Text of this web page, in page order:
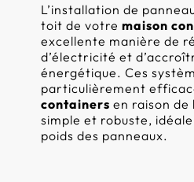
L’installation de
toit de votremaison
excellente manière de
d’électricité et
énergétique. Ces
particulièrement
containers en raison
simple et robuste,
poids des panneaux.